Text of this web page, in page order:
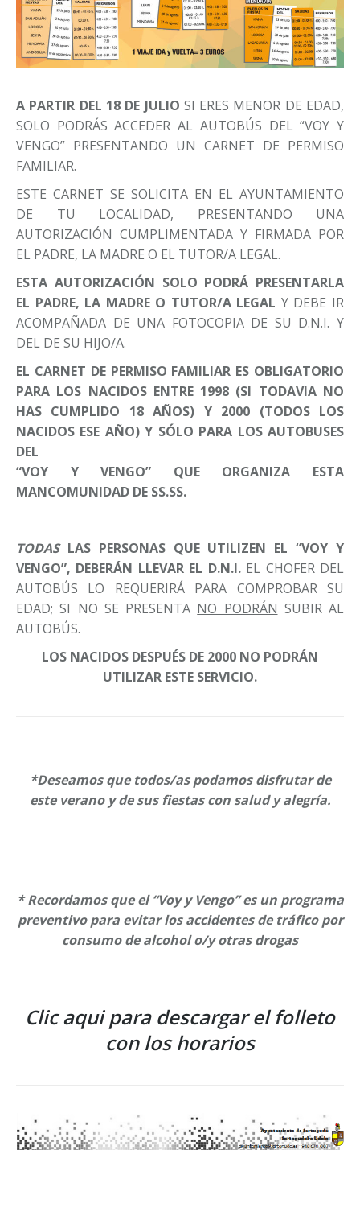
A PARTIR DEL 18 DE JULIO SI ERES MENOR DE EDAD,
SOLO PODRÁS ACCEDER AL AUTOBÚS DEL “VOY Y
VENGO” PRESENTANDO UN CARNET DE PERMISO
FAMILIAR.
ESTE CARNET SE SOLICITA EN EL AYUNTAMIENTO
DE TU LOCALIDAD, PRESENTANDO UNA
AUTORIZACIÓN CUMPLIMENTADA Y FIRMADA POR
EL PADRE, LA MADRE O EL TUTOR/A LEGAL.
ESTA AUTORIZACIÓN SOLO PODRÁ PRESENTARLA
EL PADRE, LA MADRE O TUTOR/A LEGAL Y DEBE IR
ACOMPAÑADA DE UNA FOTOCOPIA DE SU D.N.I. Y
DEL DE SU HIJO/A.
EL CARNET DE PERMISO FAMILIAR ES OBLIGATORIO
PARA LOS NACIDOS ENTRE 1998 (SI TODAVIA NO
HAS CUMPLIDO 18 AÑOS) Y 2000 (TODOS LOS
NACIDOS ESE AÑO) Y SÓLO PARA LOS AUTOBUSES
DEL
“VOY Y VENGO” QUE ORGANIZA ESTA
MANCOMUNIDAD DE SS.SS.
TODASLAS PERSONAS QUE UTILIZEN EL “VOY Y
VENGO”, DEBERÁN LLEVAR EL D.N.I. EL CHOFER DEL
AUTOBÚS LO REQUERIRÁ PARA COMPROBAR SU
EDAD; SI NO SE PRESENTA NO PODRÁN SUBIR AL
AUTOBÚS.
LOS NACIDOS DESPUÉS DE 2000 NO PODRÁN
UTILIZAR ESTE SERVICIO.
*Deseamos que todos/as podamos disfrutar de
este verano y de sus fiestas con salud y alegría.
* Recordamos que el “Voy y Vengo” es un programa
preventivo para evitar los accidentes de tráfico por
consumo de alcohol o/y otras drogas
Clic aqui para descargar el folleto
con los horarios